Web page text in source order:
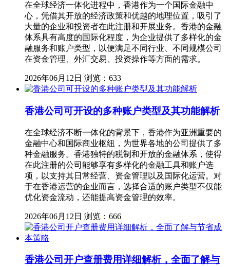
在全球经济一体化进程中，香港作为一个国际金融中
心，凭借其开放的经济政策和优越的地理位置，吸引了
大量的企业和投资者在此注册和开展业务。香港的金融
体系具有高度的国际化程度，为企业提供了多样化的金
融服务和账户类型，以便满足不同行业、不同规模公司
在资金管理、外汇交易、投资操作等方面的需求。
2026年06月12日 浏览：633
香港公司可开设的多种账户类型及其功能解析
在全球经济不断一体化的背景下，香港作为亚洲重要的
金融中心和国际商业枢纽，为世界各地的公司提供了多
种金融服务。香港独特的税制和开放的金融体系，使得
在此注册的公司能够享有多样化的金融工具和账户选
项，以支持其日常经营、资金管理以及国际化运营。对
于在香港运营的企业而言，选择合适的账户类型不仅能
优化资金流动，还能提高资金管理的效率。
2026年06月12日 浏览：666
香港公司开户查册费用详细解析，全面了解与